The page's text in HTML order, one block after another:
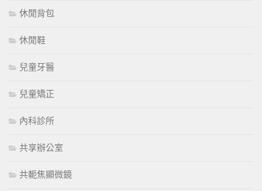
休閒背包
休閒鞋
兒童牙醫
兒童矯正
內科診所
共享辦公室
共軛焦顯微鏡